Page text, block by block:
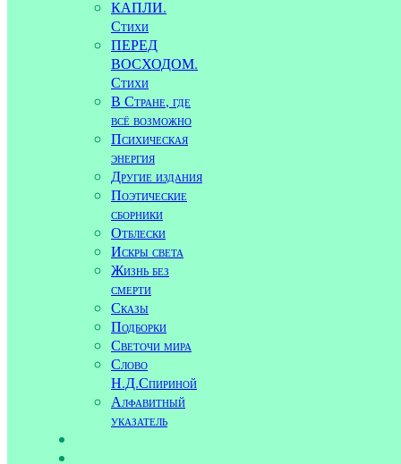
КАПЛИ.
Стихи
ПЕРЕД
ВОСХОДОМ.
Стихи
В Стране, где
всё возможно
Психическая
энергия
Другие издания
Поэтические
сборники
Отблески
Искры света
Жизнь без
смерти
Сказы
Подборки
Светочи мира
Слово
Н.Д.Спириной
Алфавитный
указатель